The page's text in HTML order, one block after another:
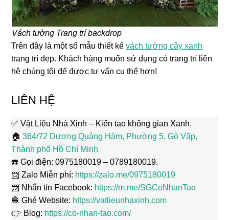
Vách tường Trang trí backdrop
Trên đây là một số mẫu thiết kếvách tường cây xanh
trang trí đẹp. Khách hàng muốn sử dụng cỏ trang trí liên
hệ chúng tôi để được tư vấn cụ thể hơn!
LIÊN HỆ
✅ Vật Liệu Nhà Xinh – Kiến tạo không gian Xanh.
🏠364/72 Dương Quảng Hàm, Phường 5, Gò Vấp,
Thành phố Hồ Chí Minh
☎️ Gọi điện: 0975180019 – 0789180019.
📨 Zalo Miễn phí: https://zalo.me/0975180019
📨 Nhắn tin Facebook: https://m.me/SGCoNhanTao
🧶 Ghé Website: https://vatlieunhaxinh.com
👉 Blog: https://co-nhan-tao.com/